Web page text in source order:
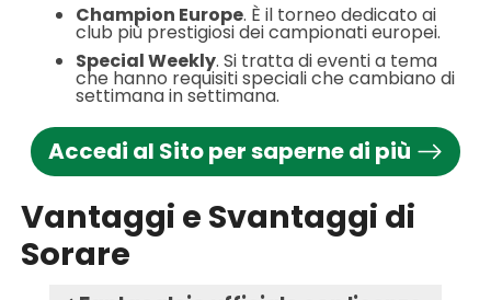
Champion Europe. È il torneo dedicato ai
club più prestigiosi dei campionati europei.
Special Weekly. Si tratta di eventi a tema
che hanno requisiti speciali che cambiano di
settimana in settimana.
Accedi al Sito per saperne di più
Vantaggi e Svantaggi di
Sorare